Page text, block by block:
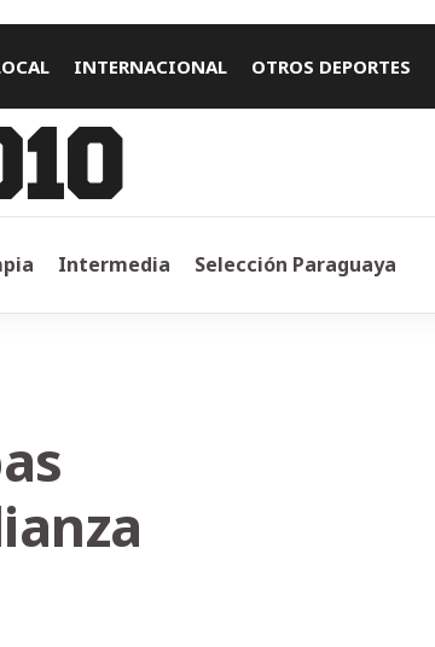
INTERNACIONAL OTROS DEPORTES
Intermedia Selección Paraguaya